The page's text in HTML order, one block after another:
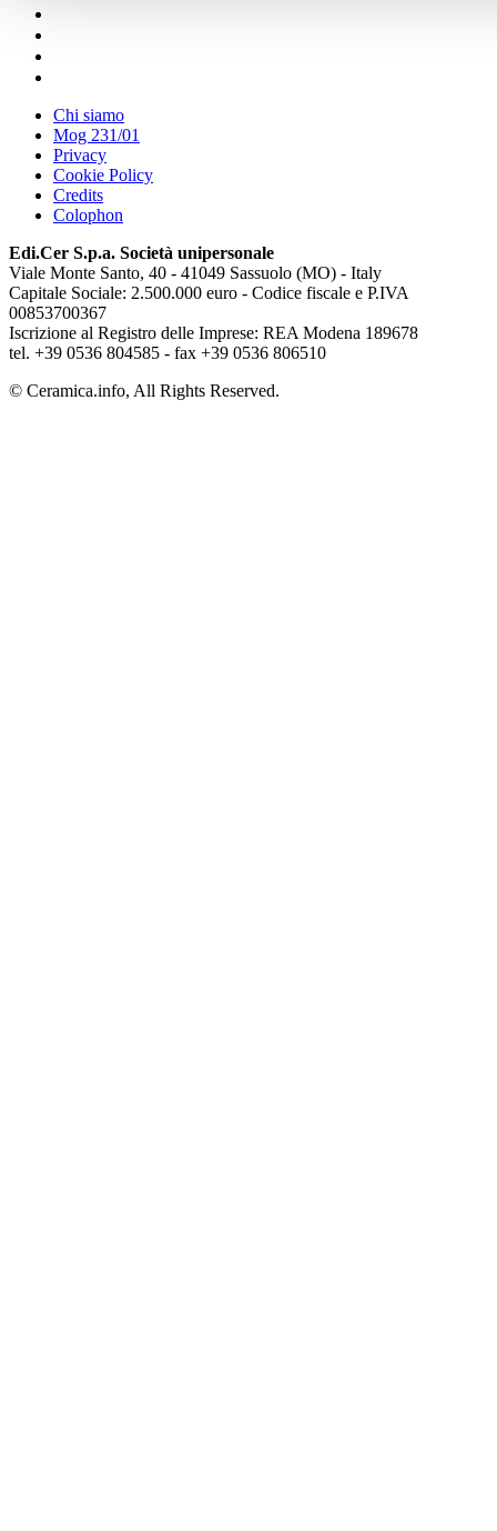
Chi siamo
Mog 231/01
Privacy
Cookie Policy
Credits
Colophon
Edi.Cer S.p.a. Società unipersonale
Viale Monte Santo, 40 - 41049 Sassuolo (MO) - Italy
Capitale Sociale: 2.500.000 euro - Codice fiscale e P.IVA
00853700367
Iscrizione al Registro delle Imprese: REA Modena 189678
tel. +39 0536 804585 - fax +39 0536 806510
© Ceramica.info, All Rights Reserved.